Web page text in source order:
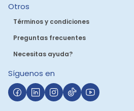
Otros
Términos y condiciones
Preguntas frecuentes
Necesitas ayuda?
Síguenos en